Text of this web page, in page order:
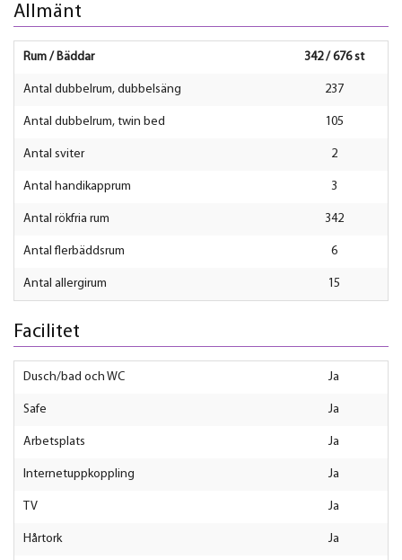
Allmänt
Rum / Bäddar 342 / 676 st
Antal dubbelrum, dubbelsäng 237
Antal dubbelrum, twin bed 105
Antal sviter 2
Antal handikapprum 3
Antal rökfria rum 342
Antal flerbäddsrum 6
Antal allergirum 15
Facilitet
Dusch/bad och WC ja
Safe ja
Arbetsplats ja
Internetuppkoppling ja
TV ja
Hårtork ja